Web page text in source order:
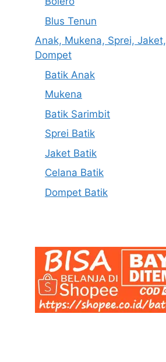
Blus Tenun
Anak, Mukena, Sprei,
Dompet
Batik Anak
Mukena
Batik Sarimbit
Sprei Batik
Jaket Batik
Celana Batik
Dompet Batik